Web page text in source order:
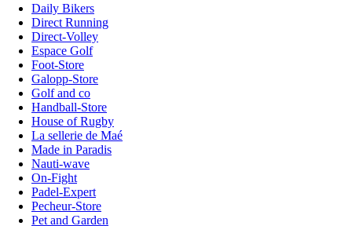
Daily Bikers
Direct Running
Direct-Volley
Espace Golf
Foot-Store
Galopp-Store
Golf and co
Handball-Store
House of Rugby
La sellerie de Maé
Made in Paradis
Nauti-wave
On-Fight
Padel-Expert
Pecheur-Store
Pet and Garden